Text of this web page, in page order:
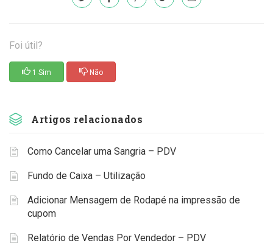
Foi útil?
1 Sim Não
Artigos relacionados
Como Cancelar uma Sangria – PDV
Fundo de Caixa – Utilização
Adicionar Mensagem de Rodapé na impressão de
cupom
Relatório de Vendas Por Vendedor – PDV